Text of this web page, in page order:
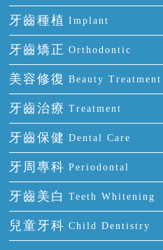
牙齒種植 Implant
種牙
單顆牙缺失
門牙缺失
多顆牙缺失
半口缺失
全口缺失
牙齒矯正 Orthodontic
隱形箍牙
前牙反頜
牙齒擁擠
牙齒前突
牙齒稀疏
美容修復 Beauty Treatment
全瓷牙
烤瓷牙
氟斑牙
四環素牙
活動假牙
牙貼面
牙齒治療 Treatment
補牙
智齒
根管治療
拔牙
牙痛
牙齒保健 Dental Care
正確刷牙
全國愛牙日
預防牙病
牙科通識
牙周專科 Periodontal
牙周炎
牙齦出血
牙齦炎
牙齒美白 Teeth Whitening
冷光美白
兒童牙科 Child Dentistry